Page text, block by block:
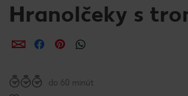
Hranolčeky s
ZdieľaťZdieľaťZdieľať
do 60 minút